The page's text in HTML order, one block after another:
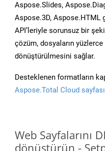
Aspose.Slides,
Aspose.3D, Aspose.HTML
API’leriyle sorunsuz bir
çözüm, dosyaların
dönüştürülmesini sağlar.
Desteklenen formatların
Aspose.Total Cloud
Web Sayfalarını
dönüştürün -